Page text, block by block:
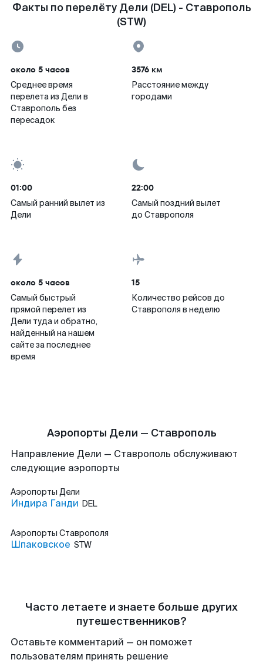
Факты по перелёту Дели (DEL) - Ставрополь
(STW)
около 5 часов
Среднее время
перелета из Дели в
Ставрополь без
пересадок
3576 км
Расстояние между
городами
01:00
Самый ранний вылет из
Дели
22:00
Самый поздний вылет
до Ставрополя
около 5 часов
Самый быстрый
прямой перелет из
Дели туда и обратно,
найденный на нашем
сайте за последнее
время
15
Количество рейсов до
Ставрополя в неделю
Аэропорты Дели — Ставрополь
Направление Дели — Ставрополь обслуживают
следующие аэропорты
Аэропорты Дели
Индира Ганди DEL
Аэропорты Ставрополя
Шпаковское STW
Часто летаете и знаете больше других
путешественников?
Оставьте комментарий — он поможет
пользователям принять решение